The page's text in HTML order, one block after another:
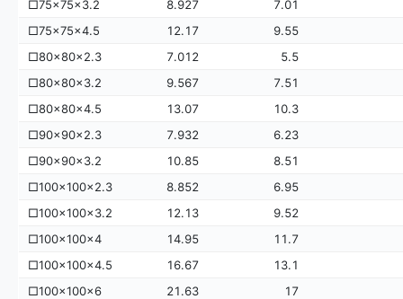
□75×75×3.2
8.927
7.01
□75×75×4.5
12.17
9.55
□80×80×2.3
7.012
5.5
□80×80×3.2
9.567
7.51
□80×80×4.5
13.07
10.3
□90×90×2.3
7.932
6.23
□90×90×3.2
10.85
8.51
□100×100×2.3
8.852
6.95
□100×100×3.2
12.13
9.52
□100×100×4
14.95
11.7
□100×100×4.5
16.67
13.1
□100×100×6
21.63
17